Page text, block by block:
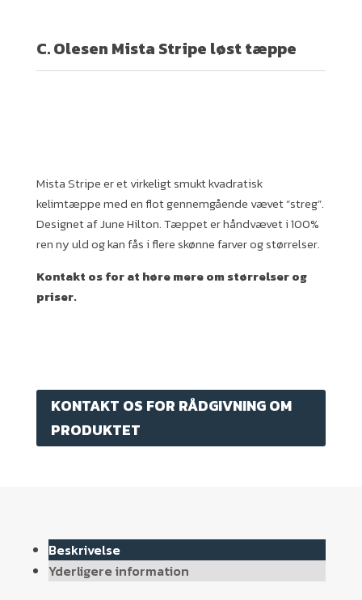
C. Olesen Mista Stripe løst tæppe
Mista Stripe er et virkeligt smukt kvadratisk
kelimtæppe med en flot gennemgående vævet “streg”.
Designet af June Hilton. Tæppet er håndvævet i 100%
ren ny uld og kan fås i flere skønne farver og størrelser.
Kontakt os for at høre mere om størrelser og
priser.
KONTAKT OS FOR RÅDGIVNING OM
PRODUKTET
Beskrivelse
Yderligere information